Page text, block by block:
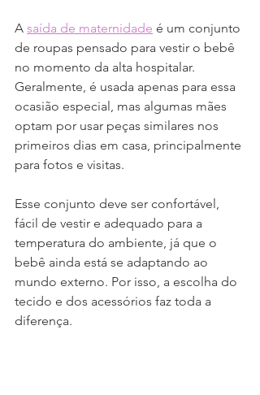
A saída de maternidade é um conjunto
de roupas pensado para vestir o bebê
no momento da alta hospitalar.
Geralmente, é usada apenas para essa
ocasião especial, mas algumas mães
optam por usar peças similares nos
primeiros dias em casa, principalmente
para fotos e visitas.
Esse conjunto deve ser confortável,
fácil de vestir e adequado para a
temperatura do ambiente, já que o
bebê ainda está se adaptando ao
mundo externo. Por isso, a escolha do
tecido e dos acessórios faz toda a
diferença.